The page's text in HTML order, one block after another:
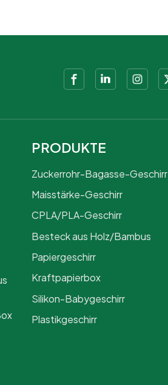
PRODUKTE
Zuckerrohr-Bagasse-Geschirr
Maisstärke-Geschirr
CPLA/PLA-Geschirr
Besteck aus Holz/Bambus
Papiergeschirr
Kraftpapierbox
Silikon-Babygeschirr
Plastikgeschirr